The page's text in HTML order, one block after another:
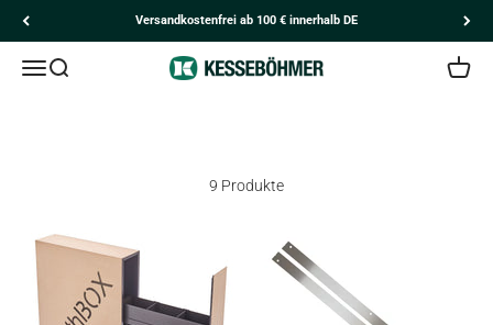
Versandkostenfrei ab 100 € innerhalb DE
Kesseböhmer
Navigationsmenü öffnen
Suche öffnen
Bad-Ausstattung
9 Produkte